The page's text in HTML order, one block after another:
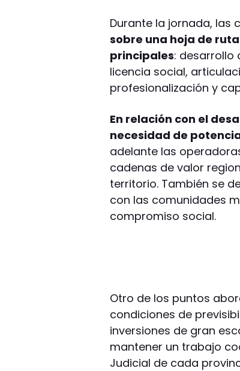
Durante la jornada, las
sobre una hoja de
principales: desarrollo
licencia social,
profesionalización y
En relación con el
necesidad de
adelante las
cadenas de valor
territorio. También se
con las comunidades
compromiso social.
Otro de los puntos
condiciones de
inversiones de gran
mantener un trabajo
Judicial de cada